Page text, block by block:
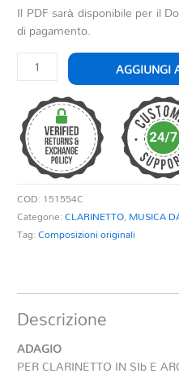
Il PDF sarà disponibile per il
di pagamento.
ADAGIO
PER
CLARINETTO
IN
SIb
E
ARCHI
quantità
AGGIUNGI
COD: 151554C
Categorie:CLARINETTO, MUSICA
Tag:Composizioni originali
Descrizione
ADAGIO
PER CLARINETTO IN SIb E